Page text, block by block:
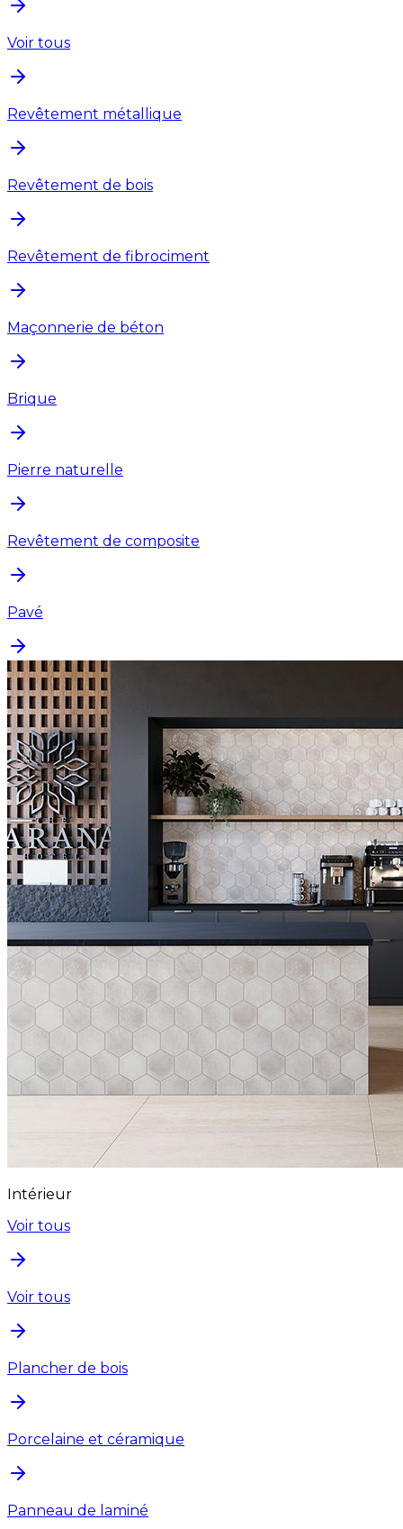
Voir tous
Revêtement métallique
Revêtement de bois
Revêtement de fibrociment
Maçonnerie de béton
Brique
Pierre naturelle
Revêtement de composite
Pavé
Intérieur
Voir tous
Voir tous
Plancher de bois
Porcelaine et céramique
Panneau de laminé